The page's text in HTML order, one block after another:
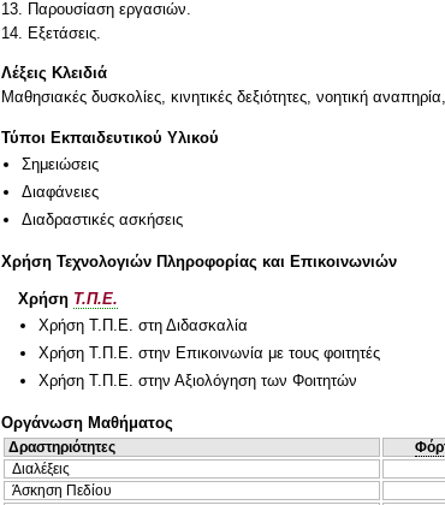
13. Παρουσίαση εργασιών.
Λέξεις Κλειδιά
Μαθησιακές δυσκολίες, κινητικές δεξιότητες, νοητική
Τύποι Εκπαιδευτικού Υλικού
Σημειώσεις
Διαφάνειες
Διαδραστικές ασκήσεις
Χρήση Τεχνολογιών Πληροφορίας και Επικοινωνιών
Χρήση Τ.Π.Ε.
Χρήση Τ.Π.Ε. στη Διδασκαλία
Χρήση Τ.Π.Ε. στην Επικοινωνία με τους φοιτητές
Χρήση Τ.Π.Ε. στην Αξιολόγηση των Φοιτητών
Οργάνωση Μαθήματος
Δραστηριότητες
Διαλέξεις
Άσκηση Πεδίου